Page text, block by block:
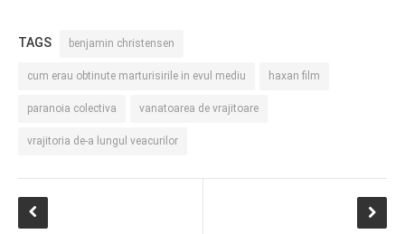
TAGS benjamin christensen
cum erau obtinute marturisirile in evul mediu haxan film
paranoia colectiva vanatoarea de vrajitoare
vrajitoria de-a lungul veacurilor